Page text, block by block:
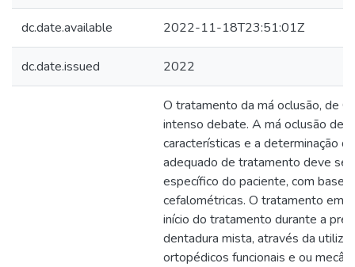
dc.date.available 2022-11-18T23:51:01Z
dc.date.issued 2022
O tratamento da má oclusão, de
intenso debate. A má oclusão de
características e a determinação
adequado de tratamento deve
específico do paciente, com base
cefalométricas. O tratamento em
início do tratamento durante a
dentadura mista, através da
ortopédicos funcionais e ou